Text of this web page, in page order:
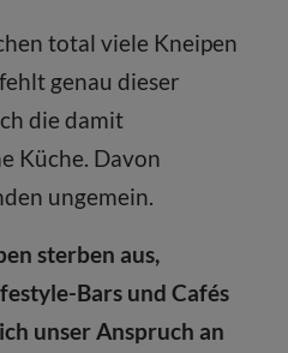
total viele Kneipen
genau dieser
die damit
Küche. Davon
ungemein.
sterben aus,
Bars und Cafés
unser Anspruch an